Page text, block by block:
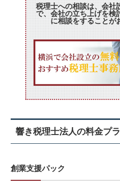
税理士への相談は、会社
で、会社の立ち上げを検
に相談をすることが
響き税理士法人の料金プ
創業支援パック